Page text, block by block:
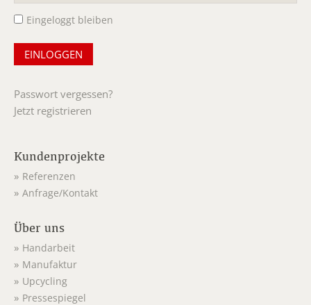
Eingeloggt bleiben
Passwort vergessen?
Jetzt registrieren
Kundenprojekte
Referenzen
Anfrage/Kontakt
Über uns
Handarbeit
Manufaktur
Upcycling
Pressespiegel